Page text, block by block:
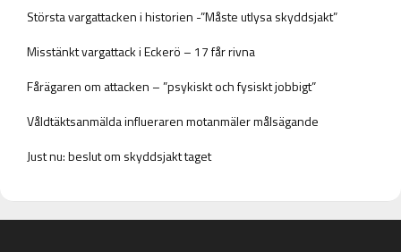
Största vargattacken i historien -”Måste utlysa skyddsjakt”
Misstänkt vargattack i Eckerö – 17 får rivna
Fårägaren om attacken – ”psykiskt och fysiskt jobbigt”
Våldtäktsanmälda influeraren motanmäler målsägande
Just nu: beslut om skyddsjakt taget